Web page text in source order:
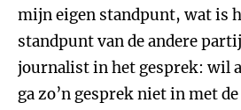
mijn eigen standpunt, wat is
standpunt van de andere
journalist in het gesprek: wil
ga zo’n gesprek niet in met